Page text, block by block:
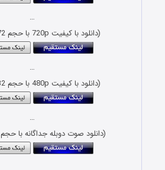
…
(دانلود با کیفیت 720p با حجم 672 مگابایت)
…
(دانلود با کیفیت 480p با حجم 332 مگابایت)
…
(دانلود صوت دوبله جداگانه با حجم 72 گیگابایت)